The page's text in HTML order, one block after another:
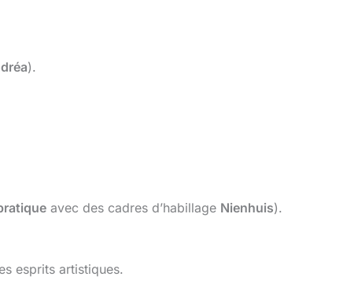
).
avec des cadres d’habillage Nienhuis).
esprits artistiques.